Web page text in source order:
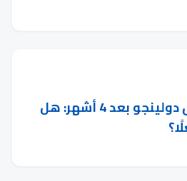
تجربتي مع تطبيق دولينجو بعد 4 أشهر: هل